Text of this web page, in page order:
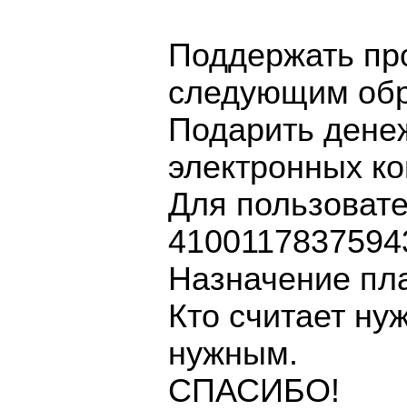
Поддержать
следующим
Подарить
электронных
Для
Назначение
Кто считает
нужным.
СПАСИБО!